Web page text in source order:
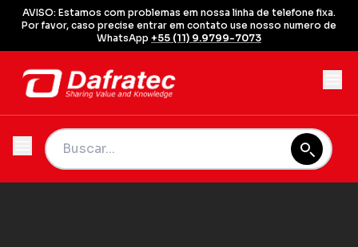
AVISO: Estamos com problemas em nossa linha de telefone fixa.
Por favor, caso precise entrar em contato use nosso numero de
WhatsApp +55 (11) 9.9799-7073